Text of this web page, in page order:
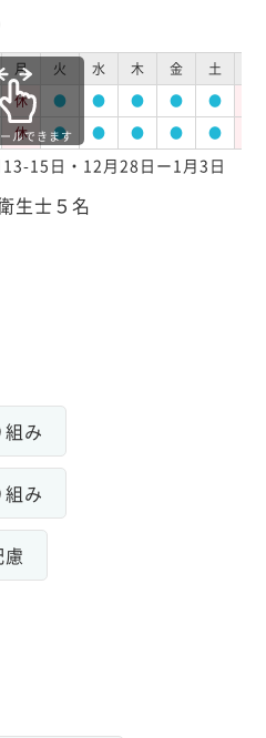
月 火 水 木 金 土
休 ● ● ● ● ●
休 ● ● ● ● ●
ルできます
15日・12月28日ー1月3日
生士５名
み
み